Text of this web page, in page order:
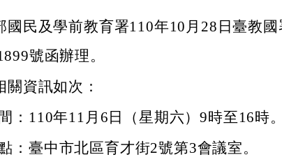
國民及學前教育署110年10月28日臺教國
號函辦理。
關資訊如次：
：110年11月6日（星期六）9時至16時。
：臺中市北區育才街2號第3會議室。